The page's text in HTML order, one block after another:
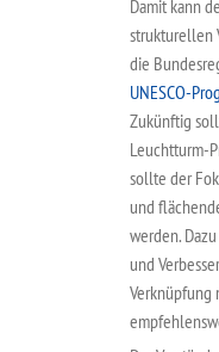
Damit kann
strukturellen
die
UNESCO-
Zukünftig
Leuchtturm-
sollte der
und
werden.
und
Verknüpfung